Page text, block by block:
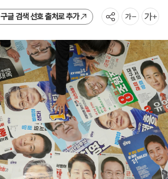
구글 검색 선호 출처로 추가